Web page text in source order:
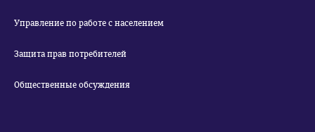
Управление по работе с населением
Защита прав потребителей
Общественные обсуждения